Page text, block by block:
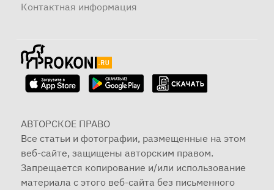
Контактная информация
АВТОРСКОЕ ПРАВО
Все статьи и фотографии, размещенные на этом
веб-сайте, защищены авторским правом.
Запрещается копирование и/или использование
материала с этого веб-сайта без письменного